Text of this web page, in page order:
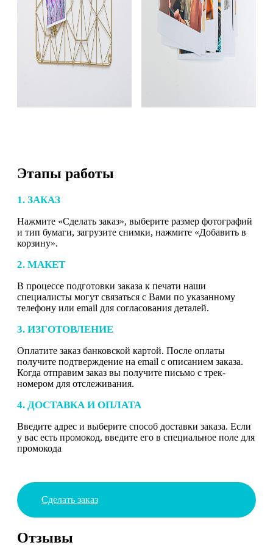
Этапы работы
1. ЗАКАЗ
Нажмите «Сделать заказ», выберите размер фотографий
и тип бумаги, загрузите снимки, нажмите «Добавить в
корзину».
2. МАКЕТ
В процессе подготовки заказа к печати наши
специалисты могут связаться с Вами по указанному
телефону или email для согласования деталей.
3. ИЗГОТОВЛЕНИЕ
Оплатите заказ банковской картой. После оплаты
получите подтверждение на email с описанием заказа.
Когда отправим заказ вы получите письмо с трек-
номером для отслеживания.
4. ДОСТАВКА И ОПЛАТА
Введите адрес и выберите способ доставки заказа. Если
у вас есть промокод, введите его в специальное поле для
промокода
Сделать заказ
Отзывы